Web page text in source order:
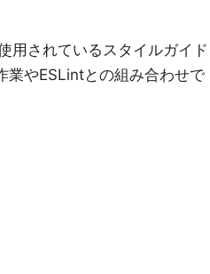
用されているスタイルガイド
業やESLintとの組み合わせで